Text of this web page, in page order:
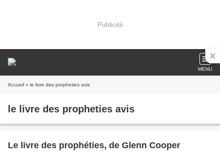
Publicité
MENU
Accueil » le livre des propheties avis
le livre des propheties avis
Le livre des prophéties, de Glenn Cooper